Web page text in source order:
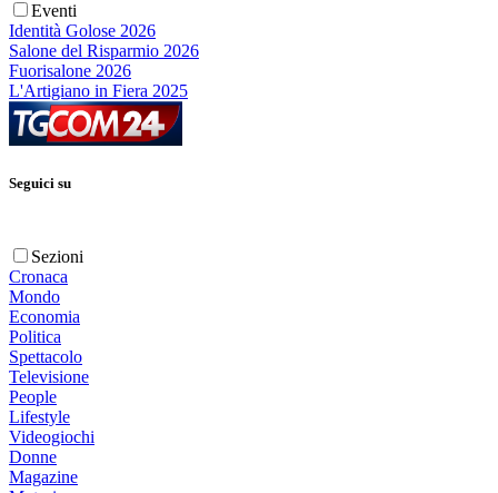
Eventi
Identità Golose 2026
Salone del Risparmio 2026
Fuorisalone 2026
L'Artigiano in Fiera 2025
Seguici su
Sezioni
Cronaca
Mondo
Economia
Politica
Spettacolo
Televisione
People
Lifestyle
Videogiochi
Donne
Magazine